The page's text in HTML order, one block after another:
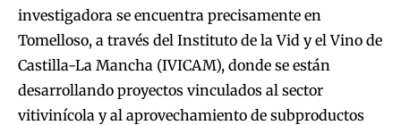
investigadora se encuentra precisamente en
Tomelloso, a través del Instituto de la Vid y el Vino de
Castilla-La Mancha (IVICAM), donde se están
desarrollando proyectos vinculados al sector
vitivinícola y al aprovechamiento de subproductos